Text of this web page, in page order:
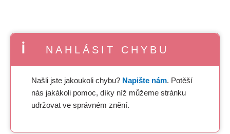
NAHLÁSIT CHYBU
Našli jste jakoukoli chybu? Napište nám. Potěší
nás jakákoli pomoc, díky níž můžeme stránku
udržovat ve správném znění.